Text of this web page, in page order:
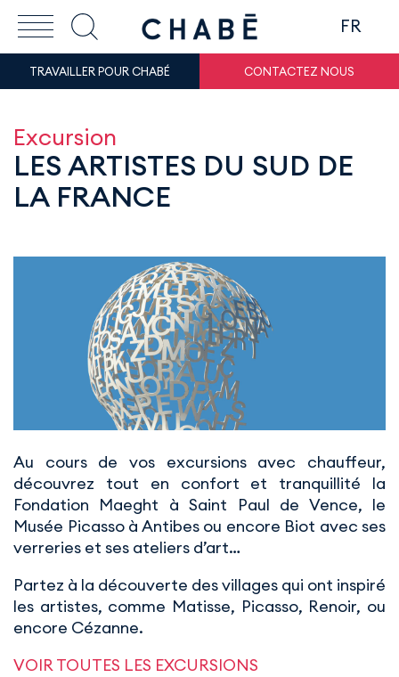
FR
TRAVAILLER POUR CHABÉ CONTACTEZ NOUS
Excursion
LES ARTISTES DU SUD DE
LA FRANCE
Au cours de vos excursions avec chauffeur,
découvrez tout en confort et tranquillité la
Fondation Maeght à Saint Paul de Vence, le
Musée Picasso à Antibes ou encore Biot avec ses
verreries et ses ateliers d’art…
Partez à la découverte des villages qui ont inspiré
les artistes, comme Matisse, Picasso, Renoir, ou
encore Cézanne.
VOIR TOUTES LES EXCURSIONS